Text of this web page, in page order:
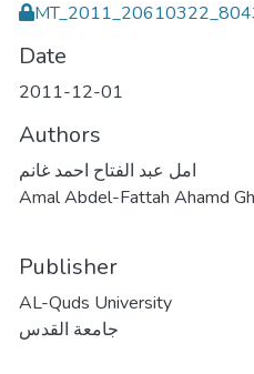
Date
2011-12-01
Authors
امل عبد الفتاح احمد غانم
Amal Abdel-Fattah Ahamd
Publisher
AL-Quds University
جامعة القدس